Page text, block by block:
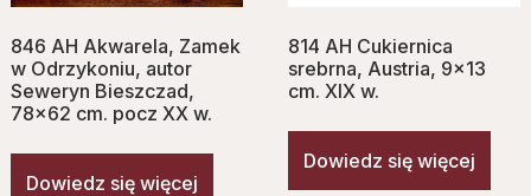
846 AH Akwarela, Zamek
w Odrzykoniu, autor
Seweryn Bieszczad,
78×62 cm. pocz XX w.
Dowiedz się więcej
814 AH Cukiernica
srebrna, Austria, 9×13
cm. XIX w.
Dowiedz się więcej